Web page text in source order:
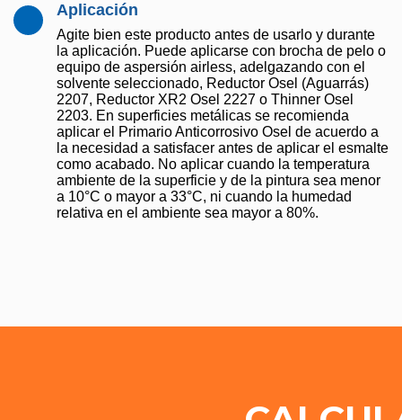
Aplicación
Agite bien este producto antes de usarlo y durante
la aplicación. Puede aplicarse con brocha de pelo o
equipo de aspersión airless, adelgazando con el
solvente seleccionado, Reductor Osel (Aguarrás)
2207, Reductor XR2 Osel 2227 o Thinner Osel
2203. En superficies metálicas se recomienda
aplicar el Primario Anticorrosivo Osel de acuerdo a
la necesidad a satisfacer antes de aplicar el esmalte
como acabado. No aplicar cuando la temperatura
ambiente de la superficie y de la pintura sea menor
a 10°C o mayor a 33°C, ni cuando la humedad
relativa en el ambiente sea mayor a 80%.